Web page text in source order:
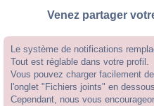
Venez partager
Le système de notifications
Tout est réglable dans votre profil.
Vous pouvez charger facilement
l'onglet "Fichiers joints" en
Cependant, nous vous